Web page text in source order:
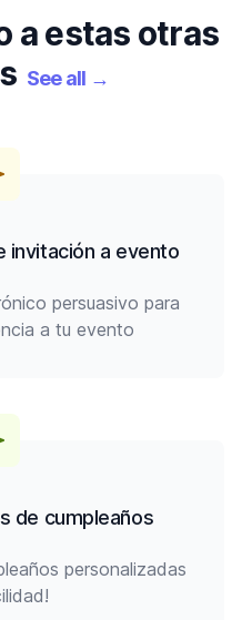
a estas otras
See all →
invitación a evento
persuasivo para
a tu evento
de cumpleaños
personalizadas